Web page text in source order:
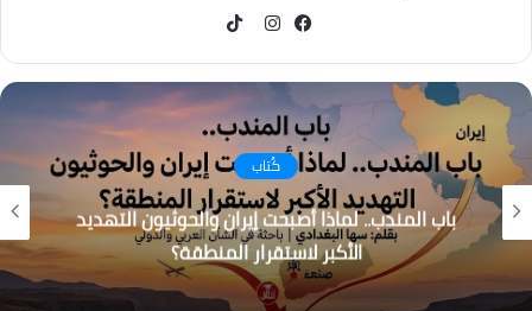
كُتاب
باب المندب.. لماذا أصبحت إيران والحوثيون التهديد
الأكبر لاستقرار المنطقة؟